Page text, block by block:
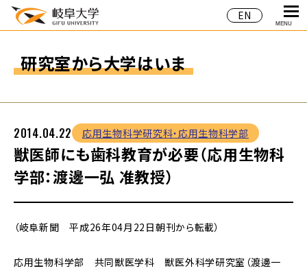
EN
MENU
研究室から大学はいま
獣医師にも歯科教育が必要（応用生物科
学部：渡邊一弘 准教授）
2014.04.22 応用生物科学研究科・応用生物科学部
（岐阜新聞 平成26年04月22日朝刊から転載）
応用生物科学部 共同獣医学科 獣医外科学研究室（渡邊一